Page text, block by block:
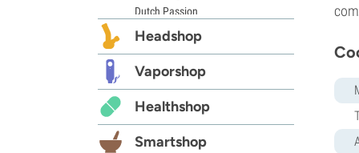
Dutch Passion
Elite Seeds
Exotic Seed
Expert Seeds
FastBuds
Female Seeds
French Touch Seeds
Headshop
Vaporshop
Healthshop
Smartshop